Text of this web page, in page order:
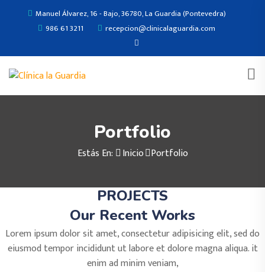
Manuel Álvarez, 16 - Bajo, 36780, La Guardia (Pontevedra)
986 61 3211
recepcion@clinicalaguardia.com
Portfolio
Estás En: Inicio Portfolio
PROJECTS
Our Recent Works
Lorem ipsum dolor sit amet, consectetur adipisicing elit, sed do
eiusmod tempor incididunt ut labore et dolore magna aliqua. it
enim ad minim veniam,